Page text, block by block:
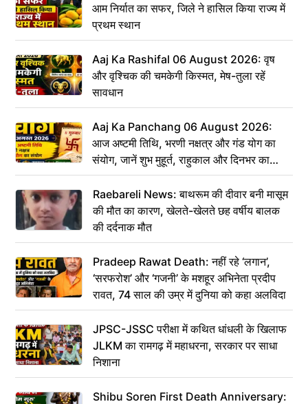
आम निर्यात का सफर, जिले ने हासिल किया राज्य में
प्रथम स्थान
Aaj Ka Rashifal 06 August 2026: वृष
और वृश्चिक की चमकेगी किस्मत, मेष-तुला रहें
सावधान
Aaj Ka Panchang 06 August 2026:
आज अष्टमी तिथि, भरणी नक्षत्र और गंड योग का
संयोग, जानें शुभ मुहूर्त, राहुकाल और दिनभर का
पंचांग
Raebareli News: बाथरूम की दीवार बनी मासूम
की मौत का कारण, खेलते-खेलते छह वर्षीय बालक
की दर्दनाक मौत
Pradeep Rawat Death: नहीं रहे ‘लगान’,
‘सरफरोश’ और ‘गजनी’ के मशहूर अभिनेता प्रदीप
रावत, 74 साल की उम्र में दुनिया को कहा अलविदा
JPSC-JSSC परीक्षा में कथित धांधली के खिलाफ
JLKM का रामगढ़ में महाधरना, सरकार पर साधा
निशाना
Shibu Soren First Death Anniversary: